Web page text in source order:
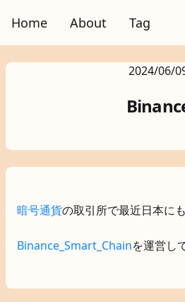
Home About Tag
2024/06/
暗号通貨の取引所で最近日本に
Binance_Smart_Chainを運営し